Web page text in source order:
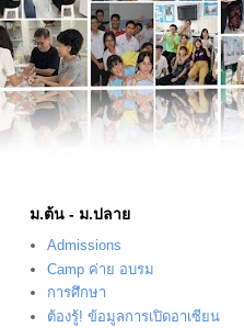
ม.ต้น - ม.ปลาย
Admissions
Camp ค่าย อบรม
การศึกษา
ต้องรู้! ข้อมูลการเปิดอาเซียน